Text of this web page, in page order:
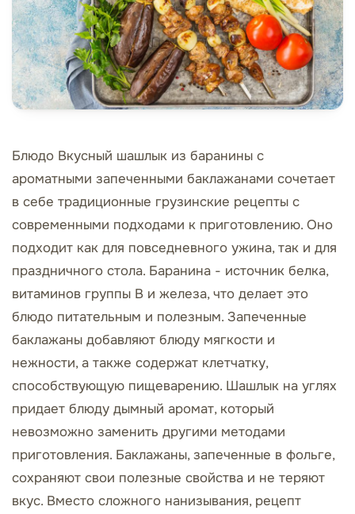
Блюдо Вкусный шашлык из баранины с
ароматными запеченными баклажанами сочетает
в себе традиционные грузинские рецепты с
современными подходами к приготовлению. Оно
подходит как для повседневного ужина, так и для
праздничного стола. Баранина - источник белка,
витаминов группы B и железа, что делает это
блюдо питательным и полезным. Запеченные
баклажаны добавляют блюду мягкости и
нежности, а также содержат клетчатку,
способствующую пищеварению. Шашлык на углях
придает блюду дымный аромат, который
невозможно заменить другими методами
приготовления. Баклажаны, запеченные в фольге,
сохраняют свои полезные свойства и не теряют
вкус. Вместо сложного нанизывания, рецепт